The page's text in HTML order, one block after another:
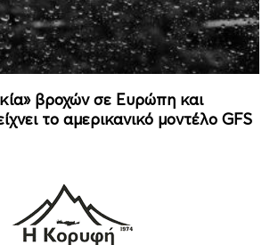
βροχών σε Ευρώπη και
το αμερικανικό μοντέλο GFS